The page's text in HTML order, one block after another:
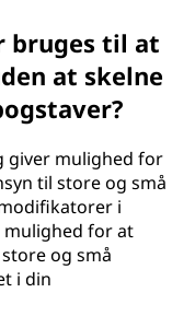
bruges til at
at skelne
giver mulighed for
til store og små
i
mulighed for at
og små
i din